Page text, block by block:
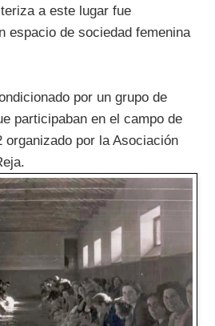
a este lugar fue
espacio de sociedad femenina
por un grupo de
participaban en el campo de
organizado por la Asociación